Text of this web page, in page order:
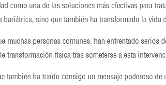
como una de las soluciones más efectivas para
sino que también ha transformado la vida
muchas personas comunes, han enfrentado
transformación física tras someterse a esta
ha traído consigo un mensaje poderoso